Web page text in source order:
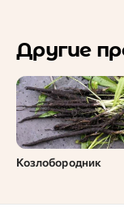
Другие
Козлобородник